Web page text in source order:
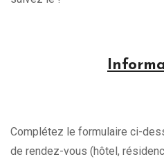
Complétez le formulaire ci-
de rendez-vous (hôtel,